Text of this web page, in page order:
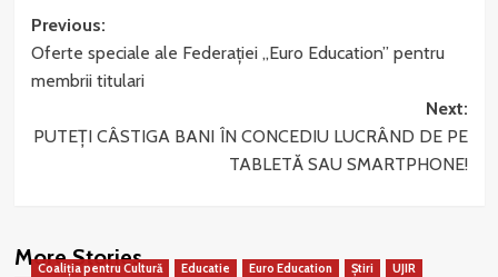
Post
navigation
Previous:
Oferte speciale ale Federației „Euro Education” pentru
membrii titulari
Next:
PUTEŢI CÂSTIGA BANI ÎN CONCEDIU LUCRÂND DE PE
TABLETĂ SAU SMARTPHONE!
More Stories
Coaliția pentru Cultură Educatie Euro Education Știri UJIR